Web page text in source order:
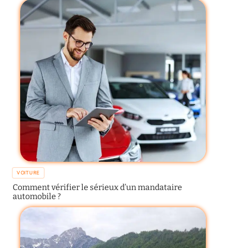
VOITURE
Comment vérifier le sérieux d’un mandataire
automobile ?